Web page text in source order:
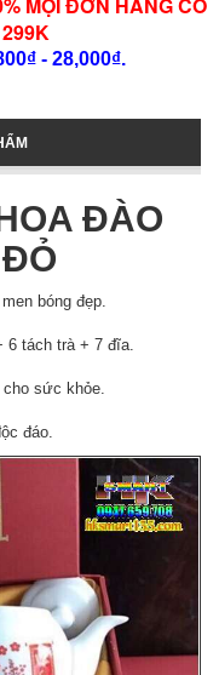
- 28,000₫.
ĐÀO
bóng đẹp.
6 tách trà + 7 đĩa.
sức khỏe.
đáo.